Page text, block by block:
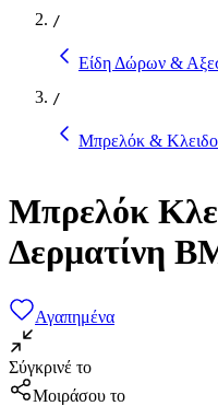
/
Είδη Δώρων &
/
Μπρελόκ &
Μπρελόκ
Δερματίνη
Αγαπημένα
Σύγκρινέ το
Μοιράσου το